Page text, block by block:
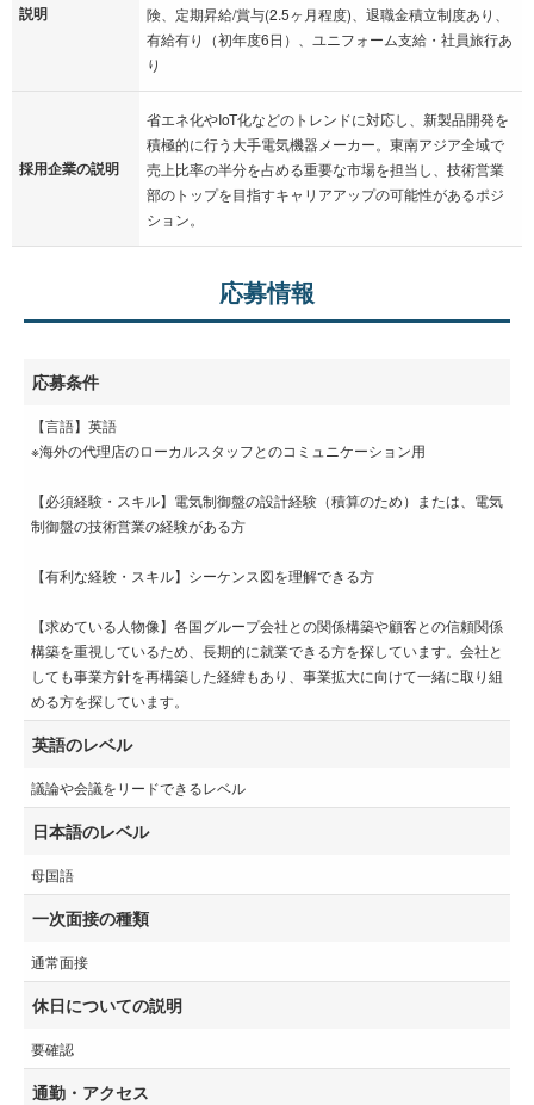
説明
険、定期昇給/賞与(2.5ヶ月程度)、退職金積立制度あり、
有給有り（初年度6日）、ユニフォーム支給・社員旅行あ
り
採用企業の説明
省エネ化やIoT化などのトレンドに対応し、新製品開発を
積極的に行う大手電気機器メーカー。東南アジア全域で
売上比率の半分を占める重要な市場を担当し、技術営業
部のトップを目指すキャリアアップの可能性があるポジ
ション。
応募情報
応募条件
【言語】英語
※海外の代理店のローカルスタッフとのコミュニケーション用
【必須経験・スキル】電気制御盤の設計経験（積算のため）または、電気
制御盤の技術営業の経験がある方
【有利な経験・スキル】シーケンス図を理解できる方
【求めている人物像】各国グループ会社との関係構築や顧客との信頼関係
構築を重視しているため、長期的に就業できる方を探しています。会社と
しても事業方針を再構築した経緯もあり、事業拡大に向けて一緒に取り組
める方を探しています。
英語のレベル
議論や会議をリードできるレベル
日本語のレベル
母国語
一次面接の種類
通常面接
休日についての説明
要確認
通勤・アクセス